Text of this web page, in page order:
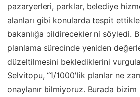
pazaryerleri, parklar, belediye
alanları gibi konularda tespit
bakanlığa bildireceklerini söyledi.
planlama sürecinde yeniden
düzeltilmesini beklediklerini
Selvitopu, “1/1000'lik planlar ne
onaylanır bilmiyoruz. Burada